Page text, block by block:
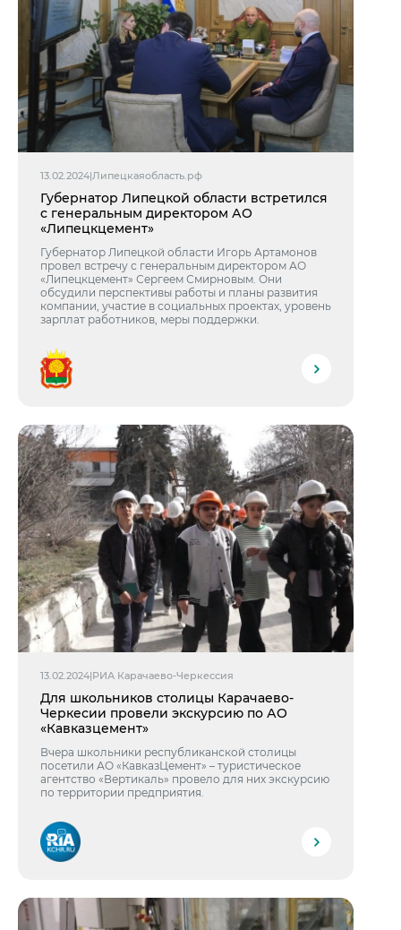
13.02.2024|Липецкаяобласть.рф
Губернатор Липецкой области встретился
с генеральным директором АО
«Липецкцемент»
Губернатор Липецкой области Игорь Артамонов
провел встречу с генеральным директором АО
«Липецкцемент» Сергеем Смирновым. Они
обсудили перспективы работы и планы развития
компании, участие в социальных проектах, уровень
зарплат работников, меры поддержки.
13.02.2024|РИА Карачаево-Черкессия
Для школьников столицы Карачаево-
Черкесии провели экскурсию по АО
«Кавказцемент»
Вчера школьники республиканской столицы
посетили АО «КавказЦемент» – туристическое
агентство «Вертикаль» провело для них экскурсию
по территории предприятия.